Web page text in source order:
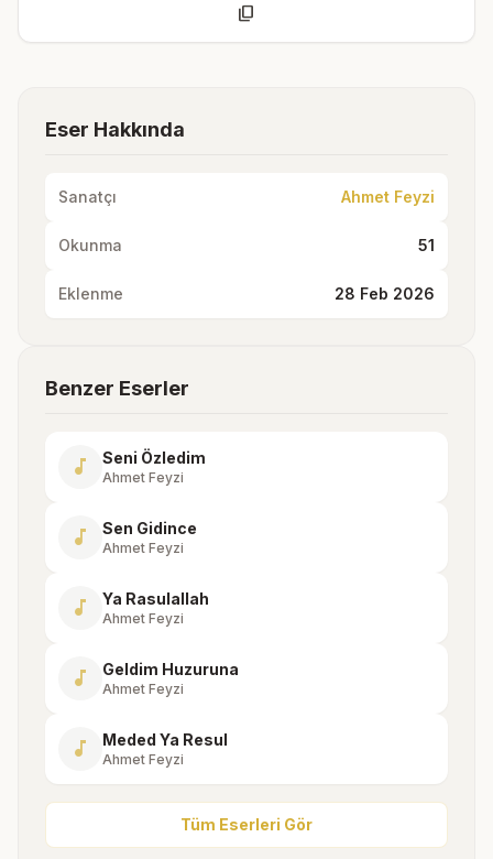
content_copy
Eser Hakkında
Sanatçı Ahmet Feyzi
Okunma 51
Eklenme 28 Feb 2026
Benzer Eserler
music_note Seni Özledim
Ahmet Feyzi
music_note Sen Gidince
Ahmet Feyzi
music_note Ya Rasulallah
Ahmet Feyzi
music_note Geldim Huzuruna
Ahmet Feyzi
music_note Meded Ya Resul
Ahmet Feyzi
Tüm Eserleri Gör